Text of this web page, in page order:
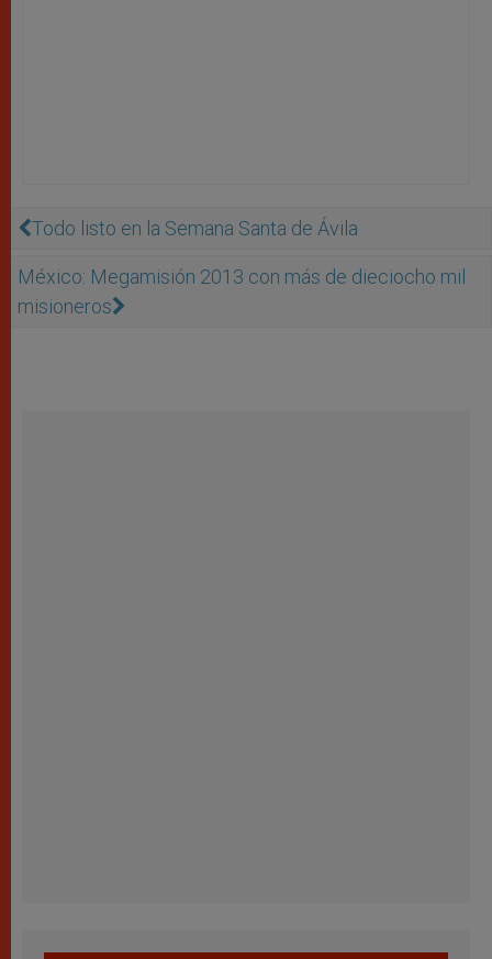
Todo listo en la Semana Santa de Ávila
México: Megamisión 2013 con más de dieciocho mil
misioneros